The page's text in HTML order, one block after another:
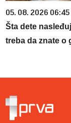
05. 08. 2026 06:45
Šta dete
treba da znate o